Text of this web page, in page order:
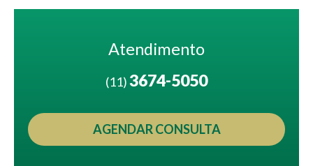
Atendimento
(11)3674-5050
AGENDAR CONSULTA